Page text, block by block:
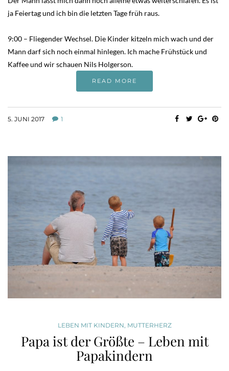
ja Feiertag und ich bin die letzten Tage früh raus.
9:00 – Fliegender Wechsel. Die Kinder kitzeln mich wach und der
Mann darf sich noch einmal hinlegen. Ich mache Frühstück und
Kaffee und wir schauen Nils Holgerson.
READ MORE
5. JUNI 2017 1
LEBEN MIT KINDERN MUTTERHERZ
Papa ist der Größte – Leben mit
Papakindern